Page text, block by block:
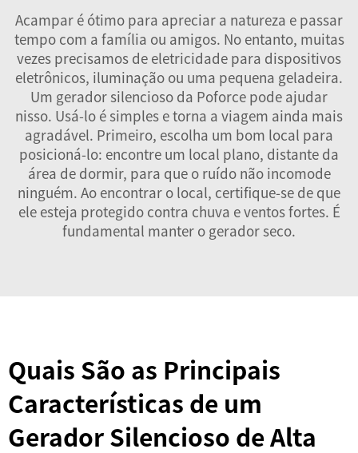
Acampar é ótimo para apreciar a natureza e passar
tempo com a família ou amigos. No entanto, muitas
vezes precisamos de eletricidade para dispositivos
eletrônicos, iluminação ou uma pequena geladeira.
Um gerador silencioso da Poforce pode ajudar
nisso. Usá-lo é simples e torna a viagem ainda mais
agradável. Primeiro, escolha um bom local para
posicioná-lo: encontre um local plano, distante da
área de dormir, para que o ruído não incomode
ninguém. Ao encontrar o local, certifique-se de que
ele esteja protegido contra chuva e ventos fortes. É
fundamental manter o gerador seco.
Quais São as Principais
Características de um
Gerador Silencioso de Alta